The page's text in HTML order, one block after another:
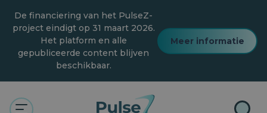
naar
hoofdinhoud
De financiering van het PulseZ-
project eindigt op 31 maart 2026.
Het platform en alle
gepubliceerde content blijven
beschikbaar.
Meer informatie